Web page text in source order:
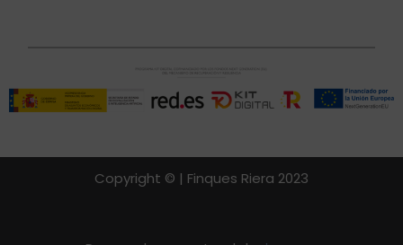
Copyright © | Finques Riera 2023